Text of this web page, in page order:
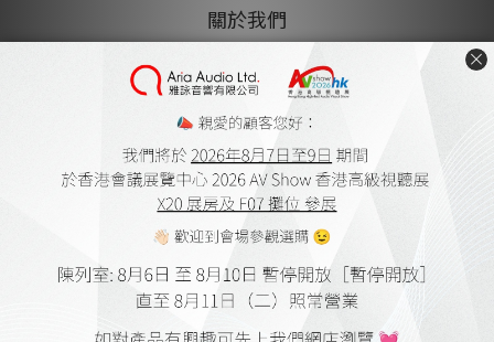
關於我們
雅詠音響
家庭影院設計及工程
會員購物金及點數
送貨及付款方式
網上購物流程
保養細則
登記保養
條款及細則
無障礙聲明
陳列室